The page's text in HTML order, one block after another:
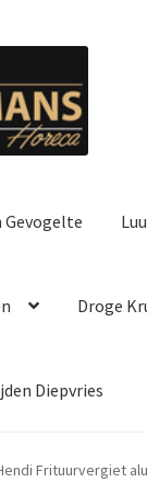
Gevogelte
Droge
Diepvries
Frituurvergiet